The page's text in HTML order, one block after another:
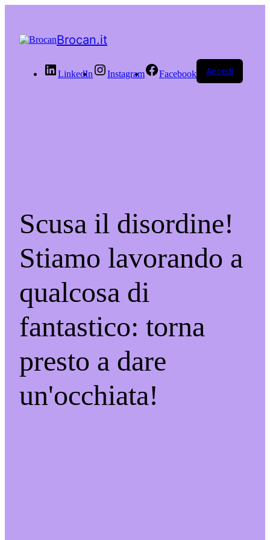
Brocan.it
LinkedIn Instagram Facebook Accedi
Scusa il disordine!
Stiamo lavorando a
qualcosa di
fantastico: torna
presto a dare
un'occhiata!